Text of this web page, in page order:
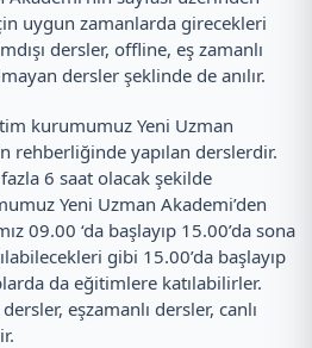
uygun zamanlarda girecekleri
dersler, offline, eş zamanlı
dersler şeklinde de anılır.
kurumumuz Yeni Uzman
rehberliğinde yapılan derslerdir.
6 saat olacak şekilde
Yeni Uzman Akademi’den
09.00 ‘da başlayıp 15.00’da sona
gibi 15.00’da başlayıp
da eğitimlere katılabilirler.
eşzamanlı dersler, canlı